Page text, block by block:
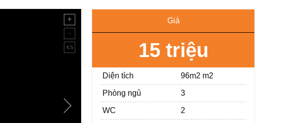
Giá
15 triệu
Diện tích 96m2 m2
Phòng ngủ 3
WC 2